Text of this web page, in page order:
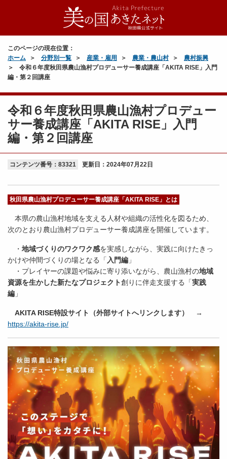
このページの現在位置：
ホーム
分野別一覧 産業・雇用 農業・農山村
農村振興
令和６年度秋田県農山漁村プロデューサー養成講座「AKITA RISE」入門
編・第２回講座
令和６年度秋田県農山漁村プロデュー
サー養成講座「AKITA RISE」入門
編・第２回講座
コンテンツ番号：83321 更新日： 2024年07月22日
秋田県農山漁村プロデューサー養成講座「AKITA RISE」 とは
本県の農山漁村地域を支える人材や組織の活性化を図るため、
次のとおり農山漁村プロデューサー養成講座を開催しています。
・ 地域づくりのワクワク感を実感しながら、実践に向けたきっ
かけや仲間づくりの場となる「 入門編 」
・プレイヤーの課題や悩みに寄り添いながら、農山漁村の地域
資源を生かした新たなプロジェクト創りに伴走支援する「実践
編 」
AKITA RISE特設サイト（外部サイトへリンクします）
→
https://akita-rise.jp/